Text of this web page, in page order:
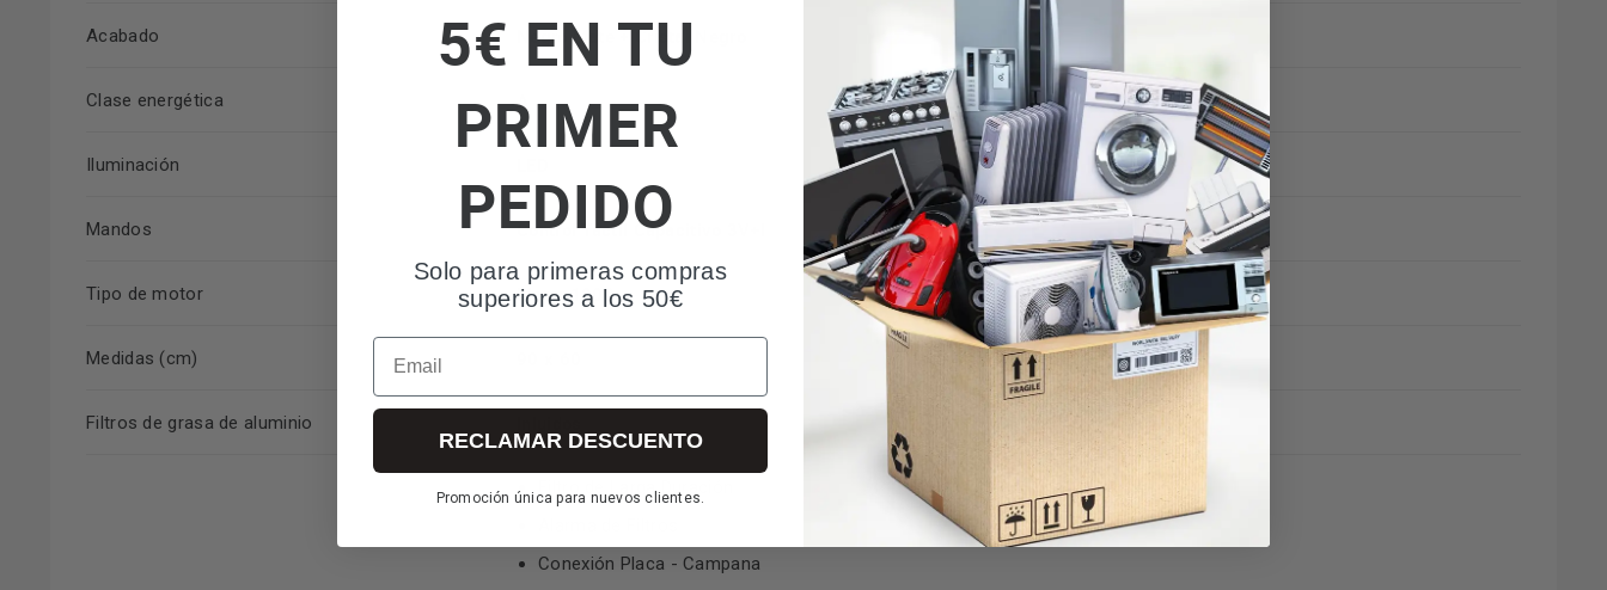
Acabado Negro Mate + Cristal Negro
Clase energética A
Iluminación
Mandos Control Táctil Capacitivo 3V+I
Tipo de motor Motor 1000
Medidas (cm)
Filtros de grasa de aluminio
Filtro de Larga Duración
Conexión Placa - Campana
5€ EN TU
PRIMER
PEDIDO
Solo para primeras compras
superiores a los 50€
Email
RECLAMAR DESCUENTO
Promoción única para nuevos clientes.